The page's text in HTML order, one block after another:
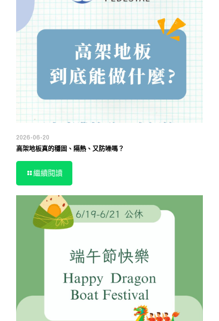
2026-06-20
高架地板真的穩固、隔熱、又防噪嗎？
繼續閱讀